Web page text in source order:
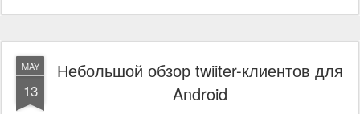
MAY
13
Небольшой обзор twiiter-клиентов для
Android